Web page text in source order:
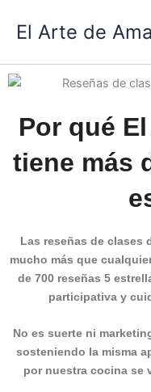
El Arte de
Por qué
tiene más
Las reseñas de clases
mucho más que
de 700 reseñas 5
participativa y
No es suerte ni
sosteniendo la misma
por nuestra cocina se